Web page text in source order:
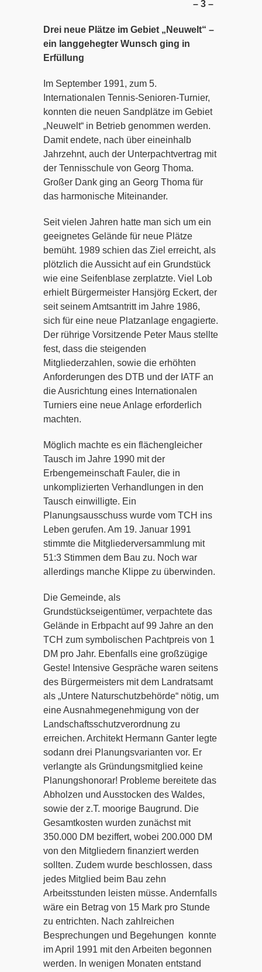
– 3 –
Drei neue Plätze im Gebiet „Neuwelt“ –
ein langgehegter Wunsch ging in
Erfüllung
Im September 1991, zum 5.
Internationalen Tennis-Senioren-Turnier,
konnten die neuen Sandplätze im Gebiet
„Neuwelt“ in Betrieb genommen werden.
Damit endete, nach über eineinhalb
Jahrzehnt, auch der Unterpachtvertrag mit
der Tennisschule von Georg Thoma.
Großer Dank ging an Georg Thoma für
das harmonische Miteinander.
Seit vielen Jahren hatte man sich um ein
geeignetes Gelände für neue Plätze
bemüht. 1989 schien das Ziel erreicht, als
plötzlich die Aussicht auf ein Grundstück
wie eine Seifenblase zerplatzte. Viel Lob
erhielt Bürgermeister Hansjörg Eckert, der
seit seinem Amtsantritt im Jahre 1986,
sich für eine neue Platzanlage engagierte.
Der rührige Vorsitzende Peter Maus stellte
fest, dass die steigenden
Mitgliederzahlen, sowie die erhöhten
Anforderungen des DTB und der IATF an
die Ausrichtung eines Internationalen
Turniers eine neue Anlage erforderlich
machten.
Möglich machte es ein flächengleicher
Tausch im Jahre 1990 mit der
Erbengemeinschaft Fauler, die in
unkomplizierten Verhandlungen in den
Tausch einwilligte. Ein
Planungsausschuss wurde vom TCH ins
Leben gerufen. Am 19. Januar 1991
stimmte die Mitgliederversammlung mit
51:3 Stimmen dem Bau zu. Noch war
allerdings manche Klippe zu überwinden.
Die Gemeinde, als
Grundstückseigentümer, verpachtete das
Gelände in Erbpacht auf 99 Jahre an den
TCH zum symbolischen Pachtpreis von 1
DM pro Jahr. Ebenfalls eine großzügige
Geste! Intensive Gespräche waren seitens
des Bürgermeisters mit dem Landratsamt
als „Untere Naturschutzbehörde“ nötig, um
eine Ausnahmegenehmigung von der
Landschaftsschutzverordnung zu
erreichen. Architekt Hermann Ganter legte
sodann drei Planungsvarianten vor. Er
verlangte als Gründungsmitglied keine
Planungshonorar! Probleme bereitete das
Abholzen und Ausstocken des Waldes,
sowie der z.T. moorige Baugrund. Die
Gesamtkosten wurden zunächst mit
350.000 DM beziffert, wobei 200.000 DM
von den Mitgliedern finanziert werden
sollten. Zudem wurde beschlossen, dass
jedes Mitglied beim Bau zehn
Arbeitsstunden leisten müsse. Andernfalls
wäre ein Betrag von 15 Mark pro Stunde
zu entrichten. Nach zahlreichen
Besprechungen und Begehungen konnte
im April 1991 mit den Arbeiten begonnen
werden. In wenigen Monaten entstand